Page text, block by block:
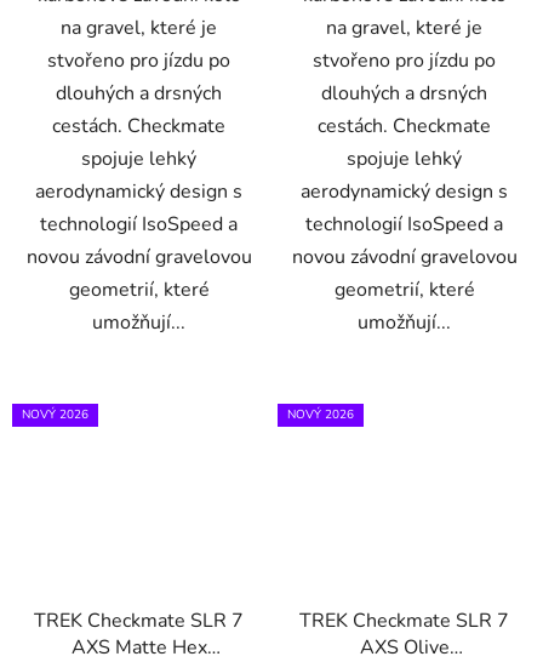
na gravel, které je
stvořeno pro jízdu po
dlouhých a drsných
cestách. Checkmate
spojuje lehký
aerodynamický design s
technologií IsoSpeed a
novou závodní gravelovou
geometrií, které
umožňují...
na gravel, které je
stvořeno pro jízdu po
dlouhých a drsných
cestách. Checkmate
spojuje lehký
aerodynamický design s
technologií IsoSpeed a
novou závodní gravelovou
geometrií, které
umožňují...
NOVÝ 2026
TREK Checkmate SLR 7
AXS Matte Hex
NOVÝ 2026
TREK Checkmate SLR 7
AXS Olive